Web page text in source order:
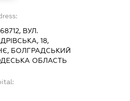
ВУЛ.
18,
БОЛГРАДСЬКИЙ
ОБЛАСТЬ